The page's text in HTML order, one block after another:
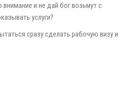
внимание и не дай бог возьмут с
услуги?
сразу сделать рабочую визу и